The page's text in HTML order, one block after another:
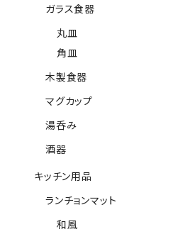
ガラス食器
丸皿
角皿
木製食器
マグカップ
湯呑み
酒器
キッチン用品
ランチョンマット
和風